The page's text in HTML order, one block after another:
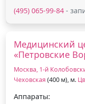
(495) 065-99-84 -
Медицинский
«Петровские
Москва, 1-й
Чеховская (400 м), м.
Аппараты: